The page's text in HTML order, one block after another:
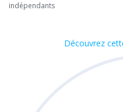
indépendants
Découvrez